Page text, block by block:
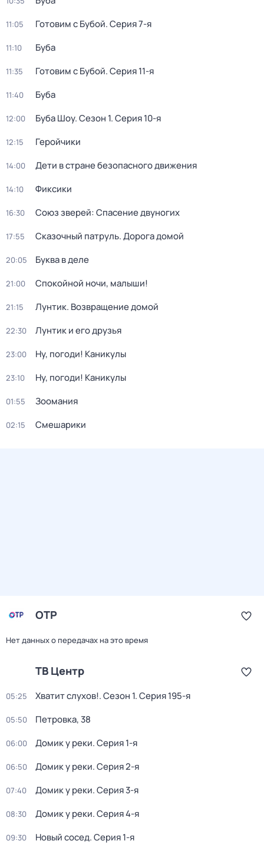
11:05 Готовим с Бубой. Серия 7-я
11:10 Буба
11:35 Готовим с Бубой. Серия 11-я
11:40 Буба
12:00 Буба Шоу. Сезон 1. Серия 10-я
12:15 Геройчики
14:00 Дети в стране безопасного движения
14:10 Фиксики
16:30 Союз зверей: Спасение двуногих
17:55 Сказочный патруль. Дорога домой
20:05 Буква в деле
21:00 Спокойной ночи, малыши!
21:15 Лунтик. Возвращение домой
22:30 Лунтик и его друзья
23:00 Ну, погоди! Каникулы
23:10 Ну, погоди! Каникулы
01:55 Зоомания
02:15 Смешарики
ОТР
Нет данных о передачах на это время
ТВ Центр
05:25 Хватит слухов!. Сезон 1. Серия 195-я
05:50 Петровка, 38
06:00 Домик у реки. Серия 1-я
06:50 Домик у реки. Серия 2-я
07:40 Домик у реки. Серия 3-я
08:30 Домик у реки. Серия 4-я
09:30 Новый сосед. Серия 1-я